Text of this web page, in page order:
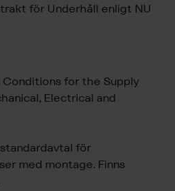
för Underhåll enligt NU
Conditions for the Supply
Electrical and
för
med montage. Finns